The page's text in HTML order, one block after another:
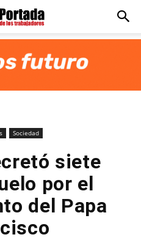
Sociedad
siete
por el
del Papa